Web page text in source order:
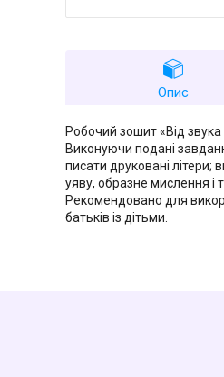
Опис
Робочий зошит «Від
Виконуючи подані
писати друковані літери;
уяву, образне мислення і
Рекомендовано для
батьків із дітьми.